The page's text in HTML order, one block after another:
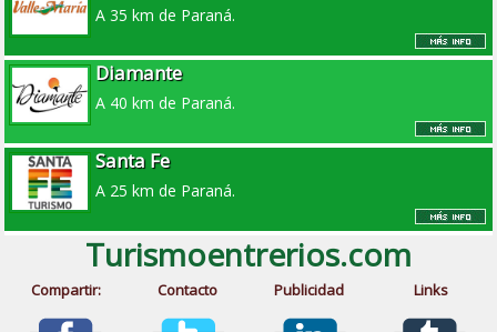
A 35 km de Paraná.
Diamante
A 40 km de Paraná.
Santa Fe
A 25 km de Paraná.
Turismoentrerios.com
Compartir: Contacto Publicidad Links